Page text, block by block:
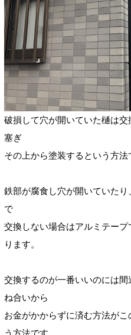
破損して穴が開いていた樋は
塞ぎ
その上から塗装するという方法
鉄部が腐食し穴が開いていた
で
交換しない場合はアルミテー
ります。
交換するのが一番いいのには
ね合いから
お金がかからずに済む方法が
う方法です。